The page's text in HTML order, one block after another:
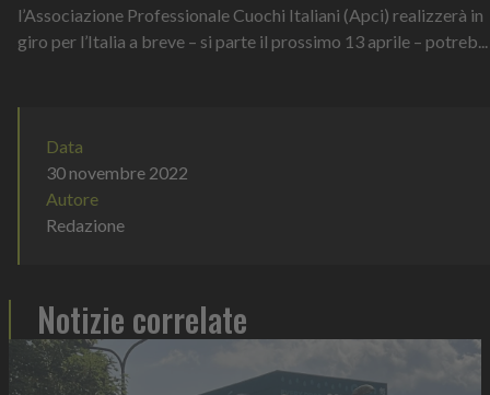
l’Associazione Professionale Cuochi Italiani (Apci) realizzerà in
giro per l’Italia a breve – si parte il prossimo 13 aprile – potreb...
Data
30 novembre 2022
Autore
Redazione
Notizie correlate